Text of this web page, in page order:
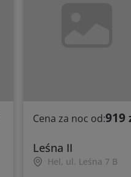
Cena za noc od:919
Leśna II
Hel, ul. Leśna 7 B